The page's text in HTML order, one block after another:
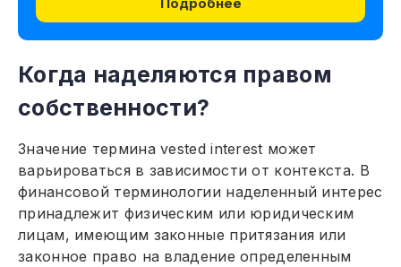
Подробнее
Когда наделяются правом
собственности?
Значение термина vested interest может
варьироваться в зависимости от контекста. В
финансовой терминологии наделенный интерес
принадлежит физическим или юридическим
лицам, имеющим законные притязания или
законное право на владение определенным